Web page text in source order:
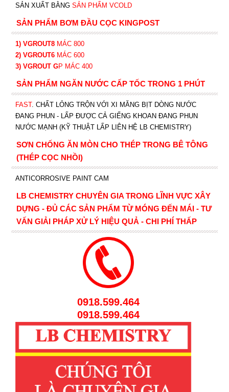
SẢN XUẤT BẰNG SẢN PHẨM VCOLD
SẢN PHẨM BƠM ĐẦU CỌC KINGPOST
1) VGROUT8 MÁC 800
2) VGROUT6MÁC 600
3) VGROUT GP MÁC 400
SẢN PHẨM NGĂN NƯỚC CẤP TỐC TRONG 1 PHÚT
FAST. CHẤT LỎNG TRỘN VỚI XI MĂNG BỊT DÒNG NƯỚC
ĐANG PHUN - LẤP ĐƯỢC CẢ GIẾNG KHOAN ĐANG PHUN
NƯỚC MẠNH (KỸ THUẬT LẤP LIÊN HỆ LB CHEMISTRY)
SƠN CHỐNG ĂN MÒN CHO THÉP TRONG BÊ TÔNG
(THÉP CỌC NHỒI)
ANTICORROSIVE PAINT CAM
LB CHEMISTRY CHUYÊN GIA TRONG LĨNH VỰC XÂY
DỰNG - ĐỦ CÁC SẢN PHẨM TỪ MÓNG ĐẾN MÁI - TƯ
VẤN GIẢI PHÁP XỬ LÝ HIỆU QUẢ - CHI PHÍ THẤP
0918.599.464
0918.599.464